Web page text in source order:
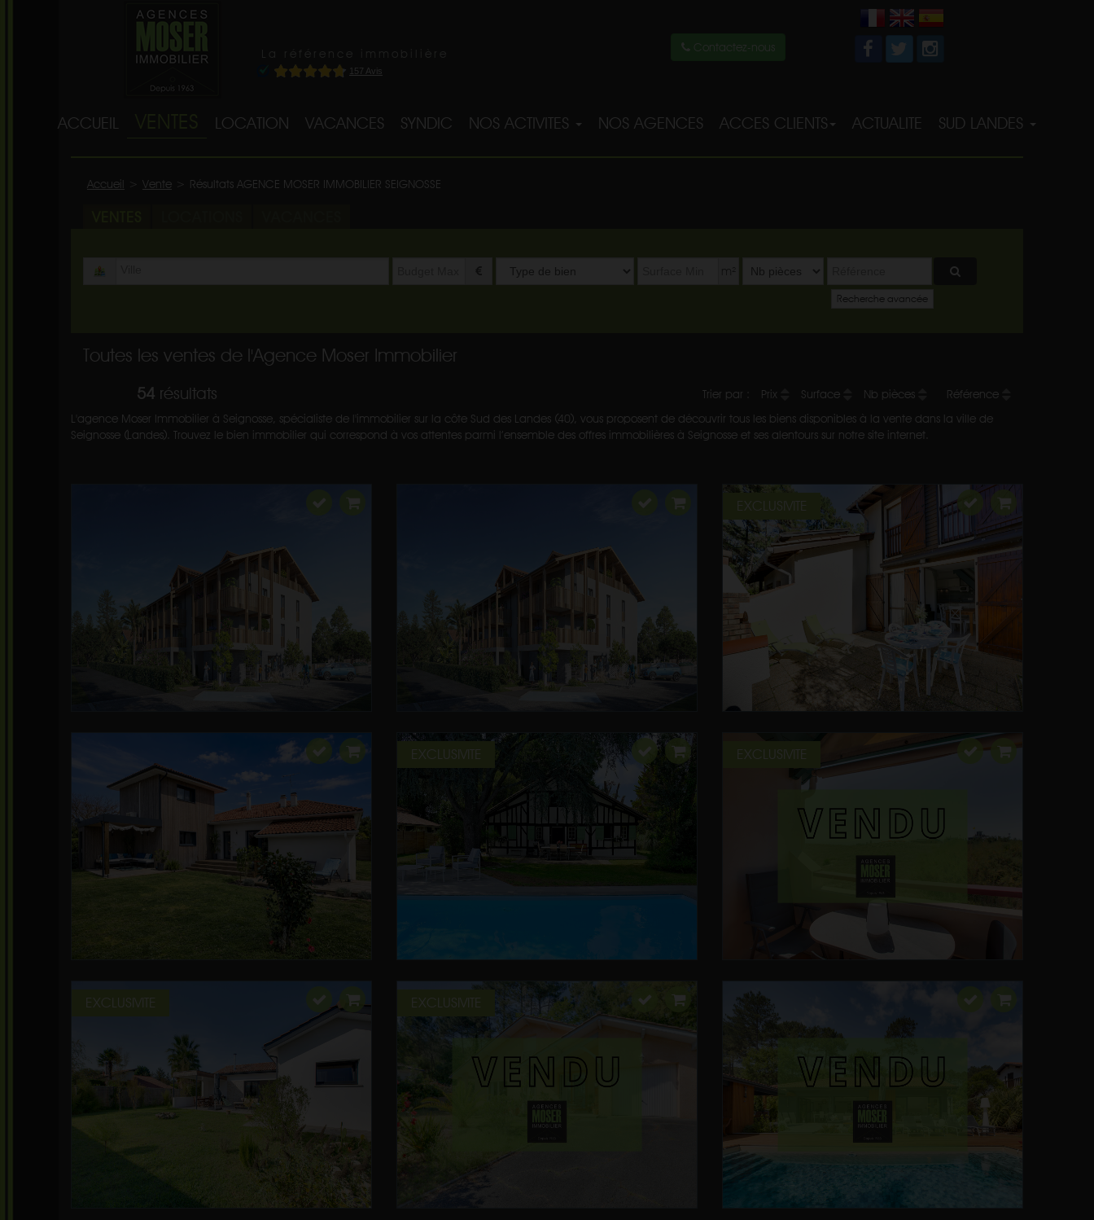
Contactez-nous
ACCUEIL LOCATION VACANCES SYNDIC NOS ACTIVITES NOS AGENCES ACCES CLIENTS ACTUALITE SUD LANDES
Accueil Vente Résultats AGENCE MOSER IMMOBILIER SEIGNOSSE
Type
Recherche avancée
Toutes les ventes de l'Agence Moser Immobilier
54 résultats Trier par : Prix Surface Nb pièces
Référence
L'agence Moser Immobilier à Seignosse, spécialiste de l'immobilier sur la côte Sud des Landes (40), vous proposent de découvrir tous les biens disponibles à la vente dans la ville de
Seignosse (Landes). Trouvez le bien immobilier qui correspond à vos attentes parmi l’ensemble des offres immobilières à Seignosse et ses alentours sur notre site internet.
EXCLUSIVITE
EXCLUSIVITE EXCLUSIVITE
EXCLUSIVITE EXCLUSIVITE